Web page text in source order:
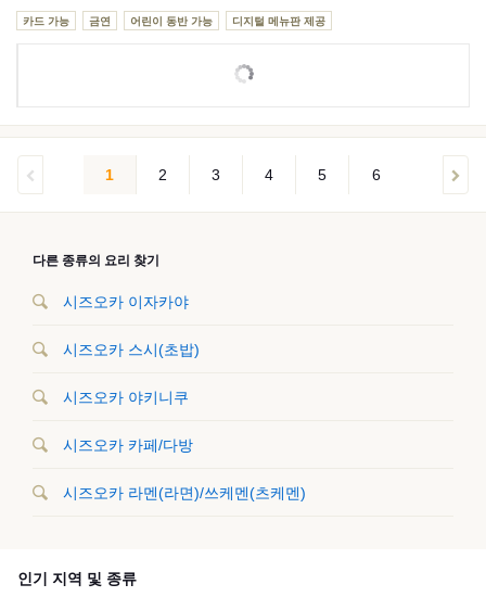
카드 가능 금연 어린이 동반 가능 디지털 메뉴판 제공
1 2 3 4 5 6
다른 종류의 요리 찾기
시즈오카 이자카야
시즈오카 스시(초밥)
시즈오카 야키니쿠
시즈오카 카페/다방
시즈오카 라멘(라면)/쓰케멘(츠케멘)
인기 지역 및 종류